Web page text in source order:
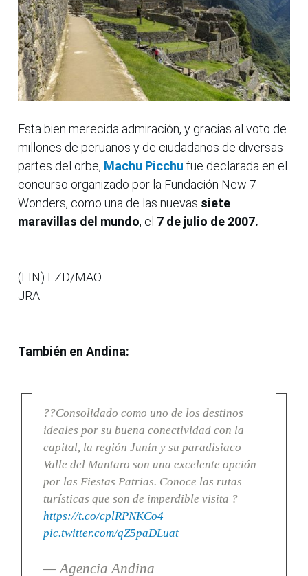
Esta bien merecida admiración, y gracias al voto de
millones de peruanos y de ciudadanos de diversas
partes del orbe, Machu Picchu fue declarada en el
concurso organizado por la Fundación New 7
Wonders, como una de las nuevas siete
maravillas del mundo, el 7 de julio de 2007.
(FIN) LZD/MAO
JRA
También en Andina:
??Consolidado como uno de los destinos
ideales por su buena conectividad con la
capital, la región Junín y su paradisiaco
Valle del Mantaro son una excelente opción
por las Fiestas Patrias. Conoce las rutas
turísticas que son de imperdible visita ?
https://t.co/cplRPNKCo4
pic.twitter.com/qZ5paDLuat
— Agencia Andina